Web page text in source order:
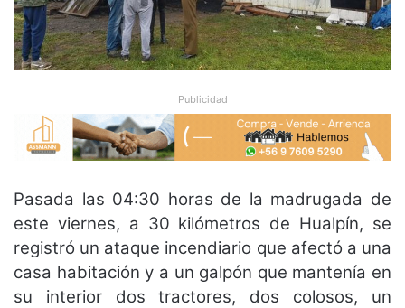
Publicidad
Pasada las 04:30 horas de la madrugada de
este viernes, a 30 kilómetros de Hualpín, se
registró un ataque incendiario que afectó a una
casa habitación y a un galpón que mantenía en
su interior dos tractores, dos colosos, un